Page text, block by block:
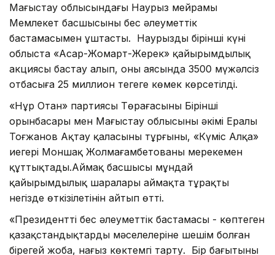
Маңғыстау облысындағы Наурыз мейрамы
Мемлекет басшысының бес әлеуметтік
бастамасымен ұштасты. Наурыздың бірінші күні
облыста «Асар-Жомарт-Жерек» қайырымдылық
акциясы бастау алып, оның аясында 3500 мүжәлсіз
отбасыға 25 миллион теңгеге көмек көрсетілді.
«Нұр Отан» партиясы Төрағасының Бірінші
орынбасары мен Маңғыстау облысының әкімі Ералы
Тоғжанов Ақтау қаласының тұрғыны, «Күміс Алқа»
иегері Моншақ Жолмағамбетованы мерекемен
құттықтады.Аймақ басшысы мұндай
қайырымдылық шаралары аймақта тұрақты
негізде өткізілетінін айтып өтті.
«Президенттің бес әлеуметтік бастамасы - көптеген
қазақстандықтардың мәселелеріне шешім болған
бірегей жоба, нағыз көктемгі тарту. Бір бағытының